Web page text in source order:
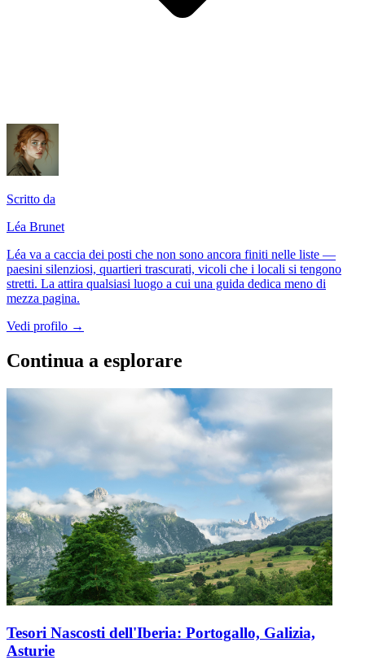
Scritto da
Léa Brunet
Léa va a caccia dei posti che non sono ancora finiti nelle liste —
paesini silenziosi, quartieri trascurati, vicoli che i locali si tengono
stretti. La attira qualsiasi luogo a cui una guida dedica meno di
mezza pagina.
Vedi profilo →
Continua a esplorare
Tesori Nascosti dell'Iberia: Portogallo, Galizia,
Asturie